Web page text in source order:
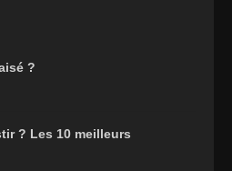
?
? Les 10 meilleurs